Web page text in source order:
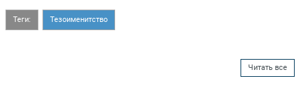
Теги: Тезоименитство
Читать все